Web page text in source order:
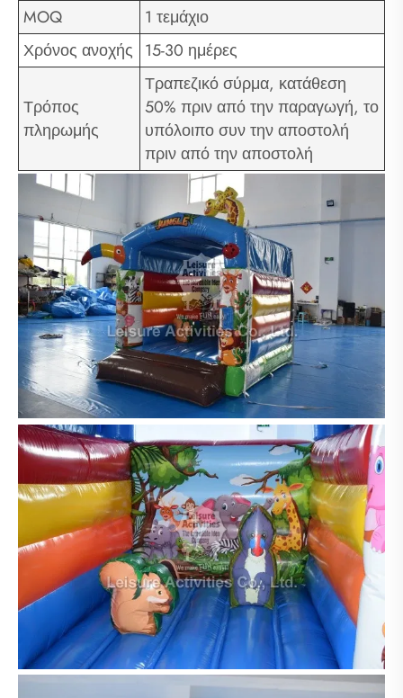
MOQ
1 τεμάχιο
Χρόνος ανοχής 15-30 ημέρες
Τρόπος
πληρωμής
Τραπεζικό σύρμα, κατάθεση
50% πριν από την παραγωγή, το
υπόλοιπο συν την αποστολή
πριν από την αποστολή